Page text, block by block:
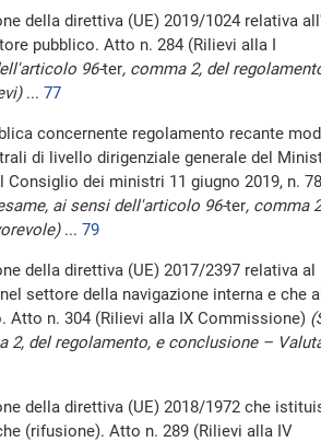
della direttiva (UE) 2019/1024 relativa
pubblico. Atto n. 284 (Rilievi alla I
96-ter, comma 2, del
... 77
concernente regolamento recante
di livello dirigenziale generale del
dei ministri 11 giugno 2019, n.
ai sensi dell'articolo 96-ter, comma
... 79
della direttiva (UE) 2017/2397 relativa al
settore della navigazione interna e che
Atto n. 304 (Rilievi alla IX Commissione)
2, del regolamento, e conclusione –
della direttiva (UE) 2018/1972 che
(rifusione). Atto n. 289 (Rilievi alla IV